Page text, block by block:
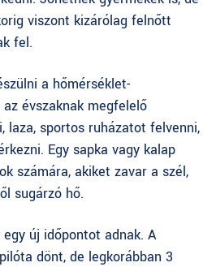
viszont kizárólag felnőtt
fel.
a hőmérséklet-
évszaknak megfelelő
laza, sportos ruházatot felvenni,
Egy sapka vagy kalap
számára, akiket zavar a szél,
sugárzó hő.
új időpontot adnak. A
dönt, de legkorábban 3